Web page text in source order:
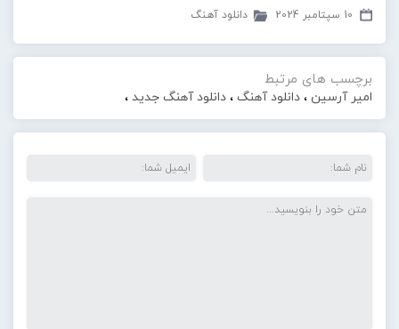
10 سپتامبر 2024 دانلود آهنگ
برچسب های مرتبط
امیر آرسین ، دانلود آهنگ ، دانلود آهنگ جدید ،